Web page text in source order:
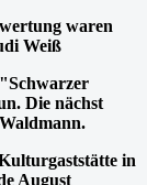
waren
Weiß
Die nächst
in
August